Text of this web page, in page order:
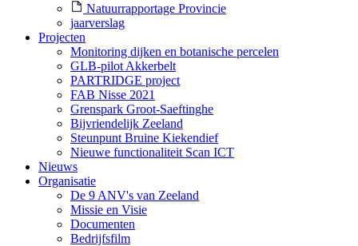
Natuurrapportage Provincie
jaarverslag
Projecten
Monitoring dijken en botanische percelen
GLB-pilot Akkerbelt
PARTRIDGE project
FAB Nisse 2021
Grenspark Groot-Saeftinghe
Bijvriendelijk Zeeland
Steunpunt Bruine Kiekendief
Nieuwe functionaliteit Scan ICT
Nieuws
Organisatie
De 9 ANV's van Zeeland
Missie en Visie
Documenten
Bedrijfsfilm